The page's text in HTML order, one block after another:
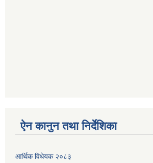
ऐन कानुन तथा निर्देशिका
आर्थिक विधेयक २०८३